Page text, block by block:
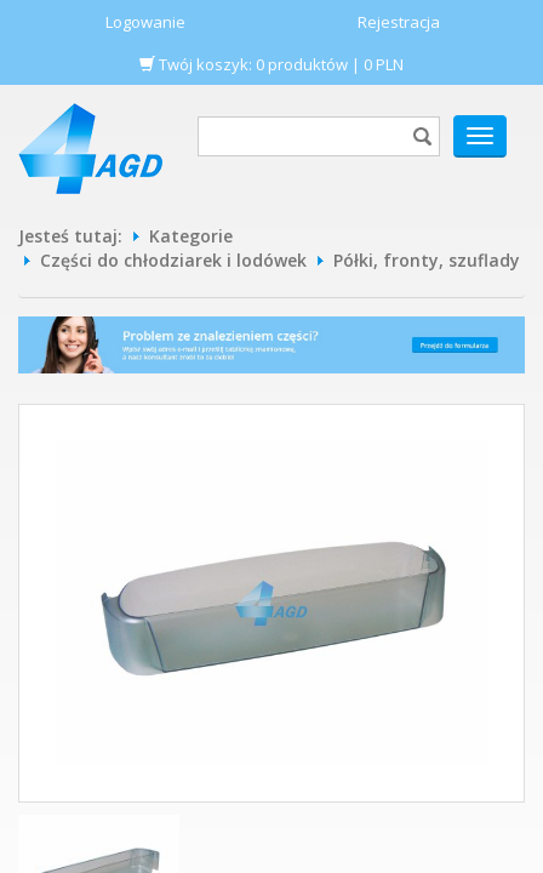
Logowanie
Rejestracja
Twój koszyk: 0 produktów | 0 PLN
POKAŻ
MENU
Jesteś tutaj:
Kategorie
Części do chłodziarek i lodówek
Półki, fronty, szuflady